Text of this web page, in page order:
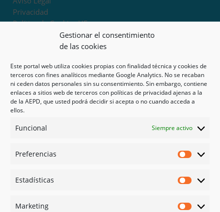
Gestionar el consentimiento
de las cookies
Este portal web utiliza cookies propias con finalidad técnica y cookies de
terceros con fines analíticos mediante Google Analytics. No se recaban
ni ceden datos personales sin su consentimiento. Sin embargo, contiene
enlaces a sitios web de terceros con políticas de privacidad ajenas a la
de la AEPD, que usted podrá decidir si acepta o no cuando acceda a
ellos.
Funcional Siempre activo
Preferencias
Estadísticas
Marketing
Privacidad
Política de Cookies UE
Términos y condiciones
Exoneración de responsabilidad
Mapa del sitio
Mi cuenta
Tienda
Psicología en Murcia
Guías
Redes sociales
Instagram
Linked in